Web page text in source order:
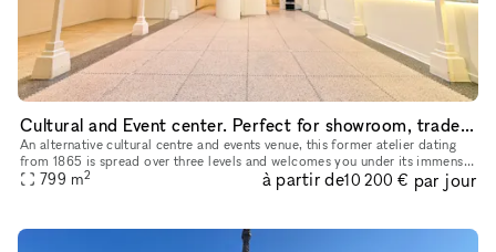
Cultural and Event center. Perfect for showroom, trade shows and launching products
An alternative cultural centre and events venue, this former atelier dating
from 1865 is spread over three levels and welcomes you under its immense
glass roof with its 10m high ceilings. Bathed in n
799 m2 à partir de10 200 € par jour